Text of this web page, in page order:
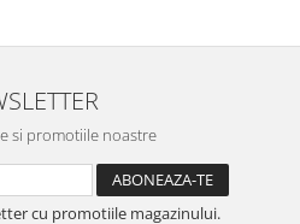
si promotiile noastre
cu promotiile magazinului.